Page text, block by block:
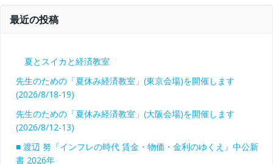
最近の投稿
夏とスイカと経済教室
先生のための「夏休み経済教室」(東京会場)を開催します
(2026/8/18-19)
先生のための「夏休み経済教室」(大阪会場)を開催します
(2026/8/12-13)
■ 渡辺 努『インフレの時代 賃金・物価・金利のゆくえ』中公新
書 2026年